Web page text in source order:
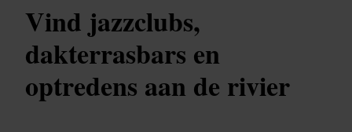
Vind jazzclubs,
dakterrasbars en
optredens aan de rivier